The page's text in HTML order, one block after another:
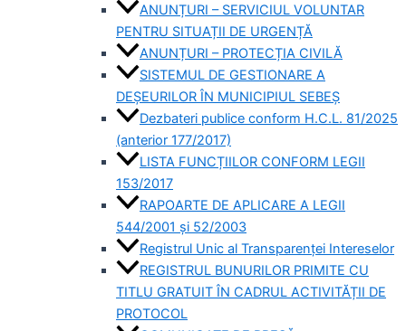
ANUNȚURI – SERVICIUL VOLUNTAR
PENTRU SITUAȚII DE URGENȚĂ
ANUNȚURI – PROTECȚIA CIVILĂ
SISTEMUL DE GESTIONARE A
DEȘEURILOR ÎN MUNICIPIUL SEBEȘ
Dezbateri publice conform H.C.L. 81/2025
(anterior 177/2017)
LISTA FUNCȚIILOR CONFORM LEGII
153/2017
RAPOARTE DE APLICARE A LEGII
544/2001 și 52/2003
Registrul Unic al Transparenței Intereselor
REGISTRUL BUNURILOR PRIMITE CU
TITLU GRATUIT ÎN CADRUL ACTIVITĂȚII DE
PROTOCOL